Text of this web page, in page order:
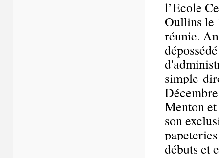
l’Ecole
Oullins le
réunie.
simple
Menton
son
débuts et